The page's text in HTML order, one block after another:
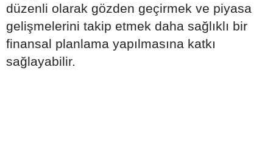
düzenli olarak gözden geçirmek ve piyasa
gelişmelerini takip etmek daha sağlıklı bir
finansal planlama yapılmasına katkı
sağlayabilir.